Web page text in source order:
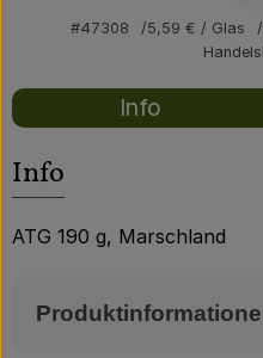
#47308 5,59 € / Glas
Info
Info
ATG 190 g, Marschland